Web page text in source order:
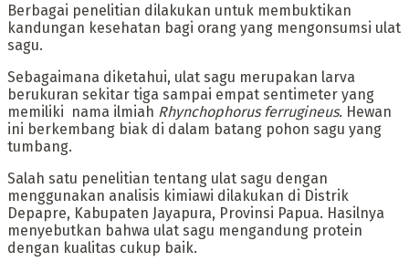
‎Berbagai penelitian dilakukan untuk membuktikan
kandungan kesehatan bagi orang yang mengonsumsi ulat
sagu.
‎Sebagaimana diketahui, ulat sagu merupakan larva
berukuran sekitar tiga sampai empat sentimeter yang
memiliki nama ilmiah Rhynchophorus ferrugineus. Hewan
ini berkembang biak di dalam batang pohon sagu yang
tumbang.
‎Salah satu penelitian tentang ulat sagu dengan
menggunakan analisis kimiawi dilakukan di Distrik
Depapre, Kabupaten Jayapura, Provinsi Papua. Hasilnya
menyebutkan bahwa ulat sagu mengandung protein
dengan kualitas cukup baik.